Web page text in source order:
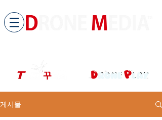
게시물